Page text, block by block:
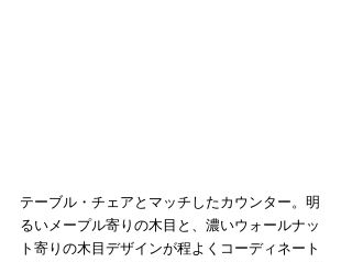
テーブル・チェアとマッチしたカウンター。明
るいメープル寄りの木目と、濃いウォールナッ
ト寄りの木目デザインが程よくコーディネート